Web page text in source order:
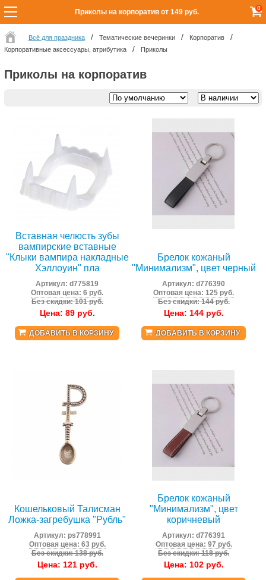
Всё для праздника Тематические вечеринки
Корпоратив
Корпоративные аксессуары, атрибутика
Приколы
Приколы на корпоратив
Вставная челюсть зубы
вампирские вставные
"Клыки вампира накладные
Хэллоуин" пла
Артикул:d775819
Оптовая цена: 6 руб.
Без скидки: 101 руб.
Цена: 89руб.
ДОБАВИТЬ В КОРЗИНУ
Брелок кожаный
"Минимализм", цвет черный
Артикул:d776390
Оптовая цена: 125 руб.
Без скидки: 144 руб.
Цена: 144руб.
ДОБАВИТЬ В КОРЗИНУ
Кошельковый Талисман
Ложка-загребушка "Рубль"
Артикул: ps778991
Оптовая цена: 63 руб.
Без скидки: 138 руб.
Цена: 121руб.
Брелок кожаный
"Минимализм", цвет
коричневый
Артикул:d776391
Оптовая цена: 97 руб.
Без скидки: 118 руб.
Цена: 102руб.
Приколы на корпоратив от 149 руб. 0